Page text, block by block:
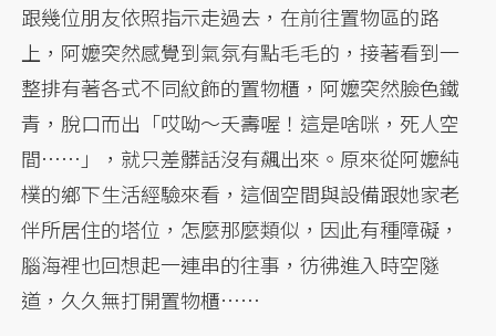
跟幾位朋友依照指示走過去，在前往置物區的路
上，阿嬤突然感覺到氣氛有點毛毛的，接著看到一
整排有著各式不同紋飾的置物櫃，阿嬤突然臉色鐵
青，脫口而出「哎呦～夭壽喔！這是啥咪，死人空
間……」，就只差髒話沒有飆出來。原來從阿嬤純
樸的鄉下生活經驗來看，這個空間與設備跟她家老
伴所居住的塔位，怎麼那麼類似，因此有種障礙，
腦海裡也回想起一連串的往事，彷彿進入時空隧
道，久久無打開置物櫃……